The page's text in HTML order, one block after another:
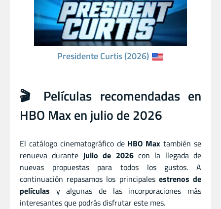
Presidente Curtis (2026)
🎬 Películas recomendadas en
HBO Max en julio de 2026
El catálogo cinematográfico de HBO Max también se
renueva durante julio de 2026con la llegada de
nuevas propuestas para todos los gustos. A
continuación repasamos los principales estrenos de
películas y algunas de las incorporaciones más
interesantes que podrás disfrutar este mes.